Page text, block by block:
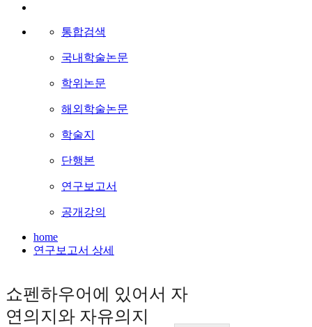
통합검색
국내학술논문
학위논문
해외학술논문
학술지
단행본
연구보고서
공개강의
home
연구보고서 상세
쇼펜하우어에 있어서 자
연의지와 자유의지